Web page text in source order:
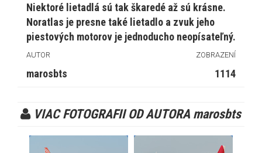
Niektoré lietadlá sú tak škaredé až sú krásne.
Noratlas je presne také lietadlo a zvuk jeho
piestových motorov je jednoducho neopísateľný.
AUTOR ZOBRAZENÍ
marosbts 1114
VIAC FOTOGRAFII OD AUTORA marosbts